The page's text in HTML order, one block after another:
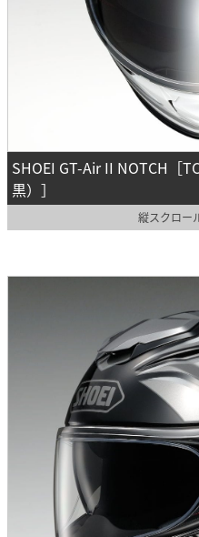
SHOEI GT-Air II NOTCH［
黒）］
縦スクロー